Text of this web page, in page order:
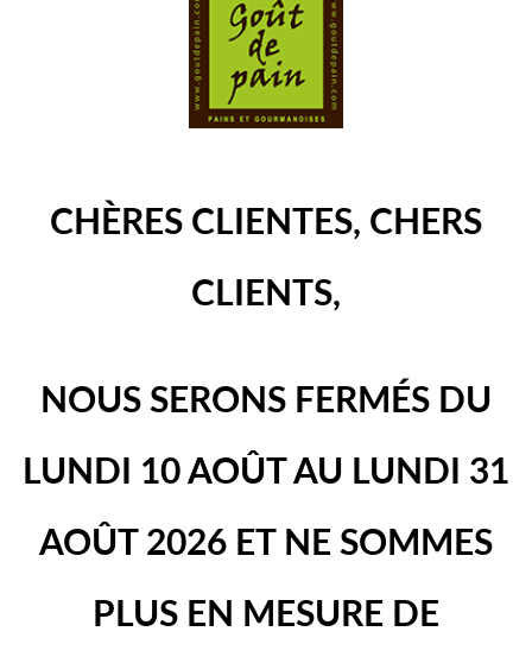
CHÈRES CLIENTES, CHERS
CLIENTS,
NOUS SERONS FERMÉS DU
LUNDI 10 AOÛT AU LUNDI 31
AOÛT 2026 ET NE SOMMES
PLUS EN MESURE DE